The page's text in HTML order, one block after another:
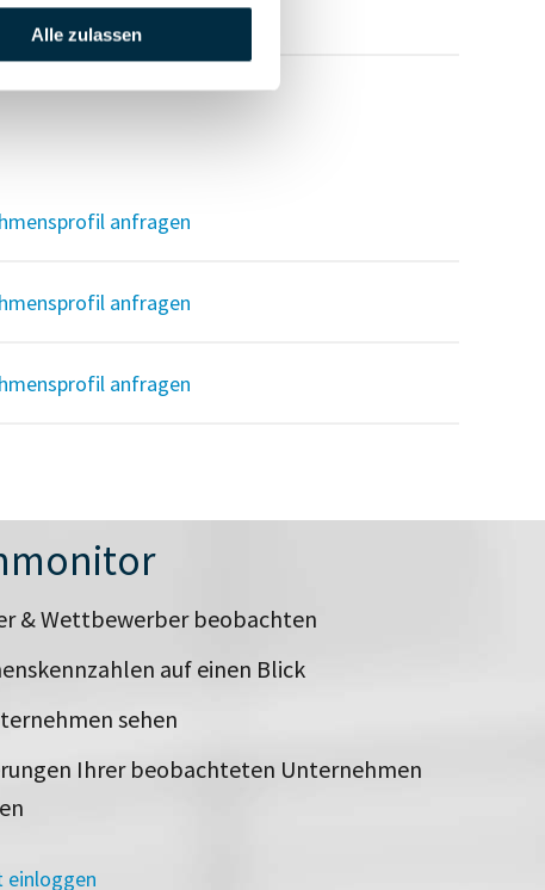
Alle zulassen
anfragen
anfragen
anfragen
anfragen
& Wettbewerber beobachten
auf einen Blick
sehen
Ihrer beobachteten Unternehmen
einloggen